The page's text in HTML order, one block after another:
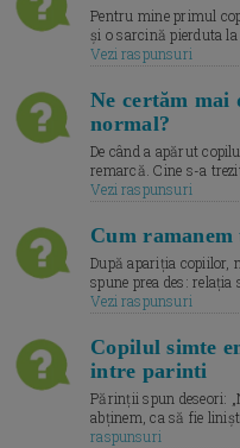
Pentru mine primul
și o sarcină pierduta
Vezi raspunsuri
Ne certăm mai
normal?
De când a apărut
remarcă. Cine s-a
Vezi raspunsuri
Cum
După apariția copiilor,
spune prea des:
Vezi raspunsuri
Copilul simte
intre parinti
Părinții spun deseori:
abținem, ca să fie
raspunsuri